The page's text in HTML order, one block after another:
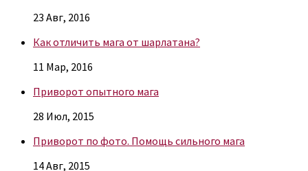
23 Авг, 2016
Как отличить мага от шарлатана?
11 Мар, 2016
Приворот опытного мага
28 Июл, 2015
Приворот по фото. Помощь сильного мага
14 Авг, 2015